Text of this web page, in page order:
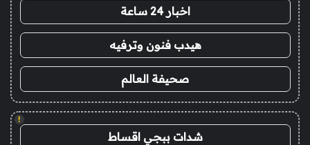
اخبار 24 ساعة
هيدب فنون وترفيه
صحيفة العالم
!
شدات ببجي اقساط